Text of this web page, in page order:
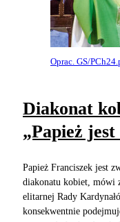
Oprac. GS/
Diakonat
„Papież
Papież Franciszek jest
diakonatu kobiet, mówi
elitarnej Rady
konsekwentnie